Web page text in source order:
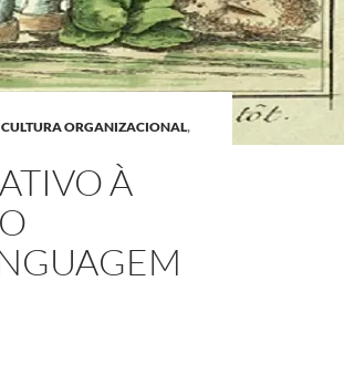
CULTURA ORGANIZACIONAL,
À